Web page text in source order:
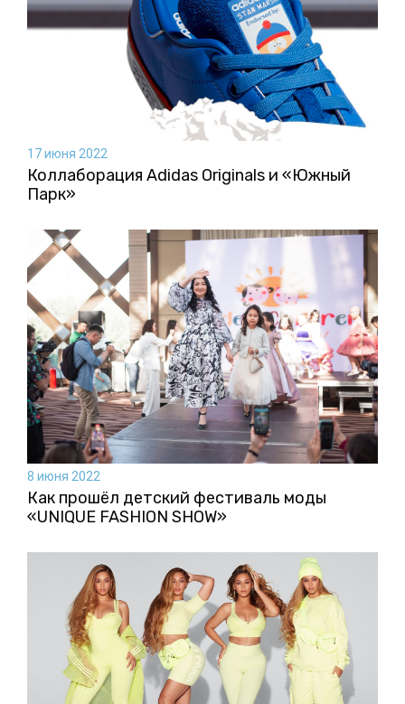
17 июня 2022
Коллаборация Аdidas Originals и «Южный
Парк»
8 июня 2022
Как прошёл детский фестиваль моды
«UNIQUE FASHION SHOW»